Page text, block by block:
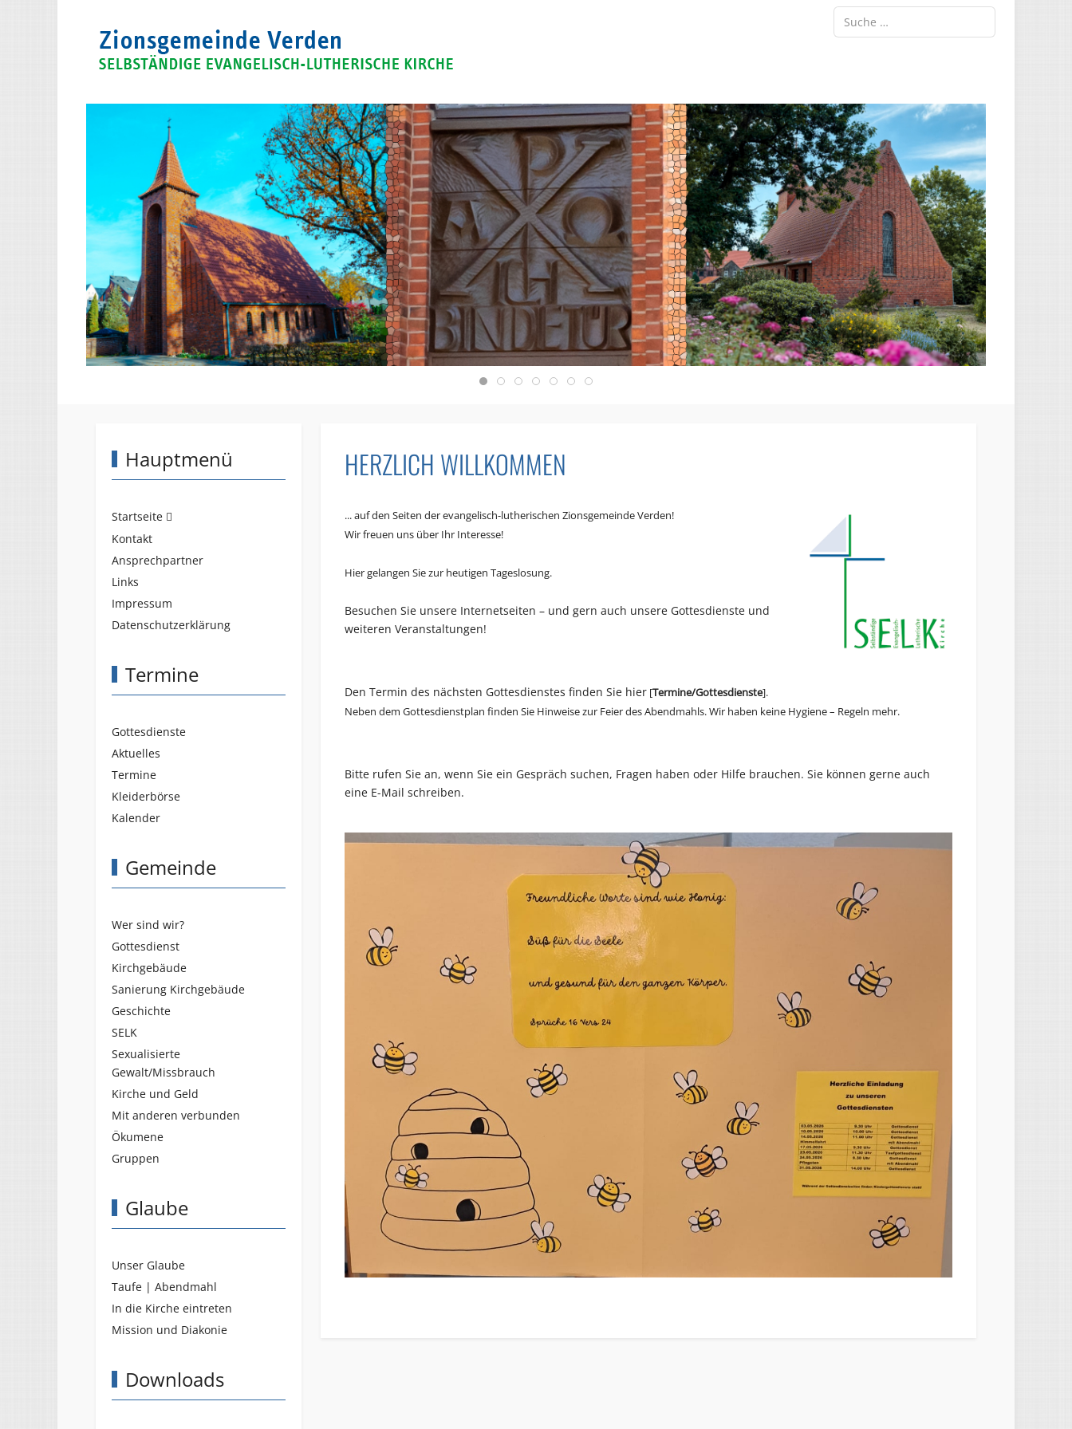
Suche ...
Hauptmenü
Startseite
Kontakt
Ansprechpartner
Links
Impressum
Datenschutzerklärung
Termine
Gottesdienste
Aktuelles
Termine
Kleiderbörse
Kalender
Gemeinde
Wer sind wir?
Gottesdienst
Kirchgebäude
Sanierung Kirchgebäude
Geschichte
SELK
Sexualisierte
Gewalt/Missbrauch
Kirche und Geld
Mit anderen verbunden
Ökumene
Gruppen
Glaube
Unser Glaube
Taufe | Abendmahl
In die Kirche eintreten
Mission und Diakonie
Downloads
HERZLICH WILLKOMMEN
... auf den Seiten der evangelisch-lutherischen Zionsgemeinde Verden!
Wir freuen uns über Ihr Interesse!
Hier gelangen Sie zur heutigen Tageslosung.
Besuchen Sie unsere Internetseiten – und gern auch unsere Gottesdienste und
weiteren Veranstaltungen!
Den Termin des nächsten Gottesdienstes finden Sie hier [Termine/Gottesdienste].
Neben dem Gottesdienstplan finden Sie Hinweise zur Feier des Abendmahls. Wir haben keine Hygiene – Regeln mehr.
Bitte rufen Sie an, wenn Sie ein Gespräch suchen, Fragen haben oder Hilfe brauchen. Sie können gerne auch
eine E-Mail schreiben.